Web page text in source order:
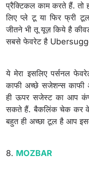
प्रैक्टिकल काम करते हैं. तो
लिए प्ले टू या फिर फ्री
जीतने भी तू यूज़ किये है
सबसे फेवरेट है
ये मेरा इसलिए पर्सनल
काफी अच्छे सजेशन्स काफी
ही ऊपर सजेस्ट का आप
सकते हैं. बैकलिंक चेक कर के
बहुत ही अच्छा टूल है आप
8. MOZBAR